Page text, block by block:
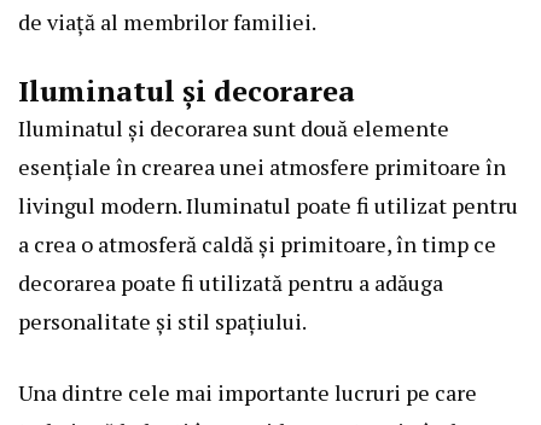
de viață al membrilor familiei.
Iluminatul și decorarea
Iluminatul și decorarea sunt două elemente
esențiale în crearea unei atmosfere primitoare în
livingul modern. Iluminatul poate fi utilizat pentru
a crea o atmosferă caldă și primitoare, în timp ce
decorarea poate fi utilizată pentru a adăuga
personalitate și stil spațiului.
Una dintre cele mai importante lucruri pe care